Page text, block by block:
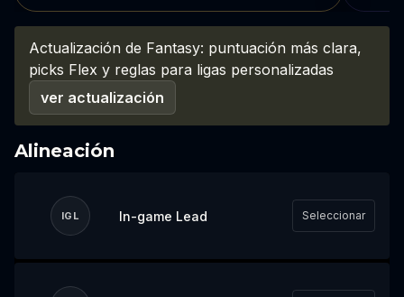
Actualización de Fantasy: puntuación más clara,
picks Flex y reglas para ligas personalizadas
ver actualización
Alineación
IGL In-game Lead Seleccionar